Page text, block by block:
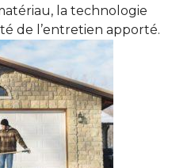
la technologie
de l’entretien apporté.